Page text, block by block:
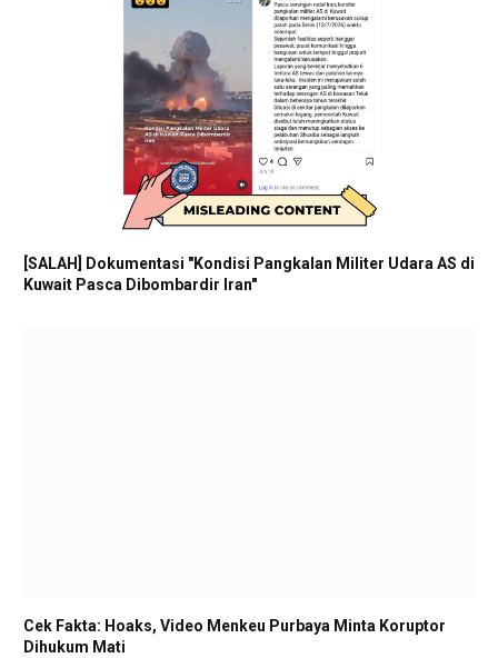
[SALAH] Dokumentasi "Kondisi Pangkalan Militer Udara AS di
Kuwait Pasca Dibombardir Iran"
Cek Fakta: Hoaks, Video Menkeu Purbaya Minta Koruptor
Dihukum Mati